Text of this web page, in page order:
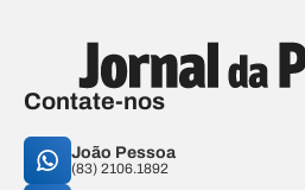
Contate-nos
João Pessoa
(83) 2106.1892